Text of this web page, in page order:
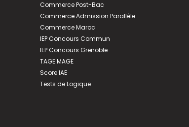
Commerce Post-Bac
Commerce Admission Parallèle
Commerce Maroc
IEP Concours Commun
IEP Concours Grenoble
TAGE MAGE
Score IAE
Tests de Logique